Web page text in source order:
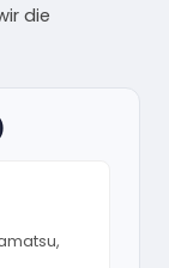
die